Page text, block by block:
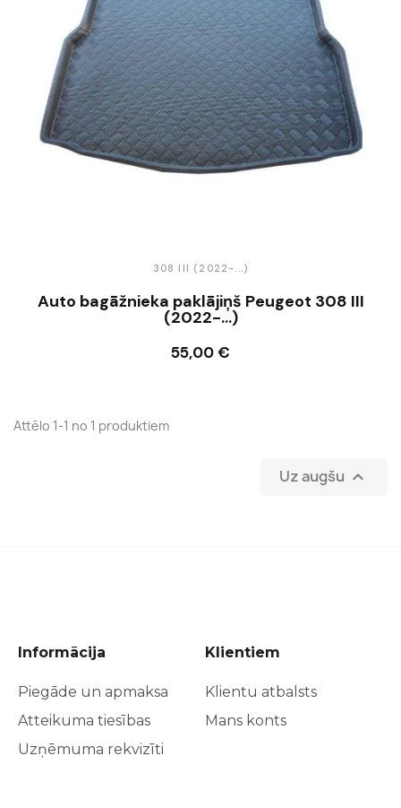
308 III (2022-...)
Auto bagāžnieka paklājiņš Peugeot 308 III
(2022-...)
55,00 €
Ielikt grozā
Attēlo 1-1 no 1 produktiem
Uz augšu 
Informācija
Piegāde un apmaksa
Atteikuma tiesības
Uzņēmuma rekvizīti
Klientiem
Klientu atbalsts
Mans konts